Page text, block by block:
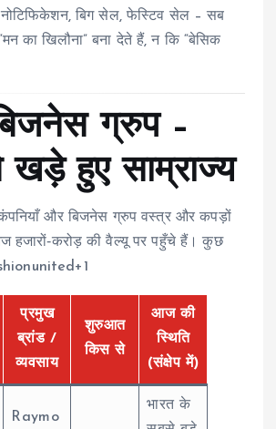
नोटिफिकेशन, बिग सेल, फेस्टिव सेल – सब
का खिलौना” बना देते हैं, न कि “बेसिक
ग्रुप –
हुए साम्राज्य
और बिजनेस ग्रुप वस्त्र और कपड़ों
हजारों‑करोड़ की वैल्यू पर पहुँचे हैं। कुछ
प्रमुख
ब्रांड /
व्यवसाय
शुरुआत
किस से
आज की
स्थिति
(संक्षेप में)
Raymo
भारत के